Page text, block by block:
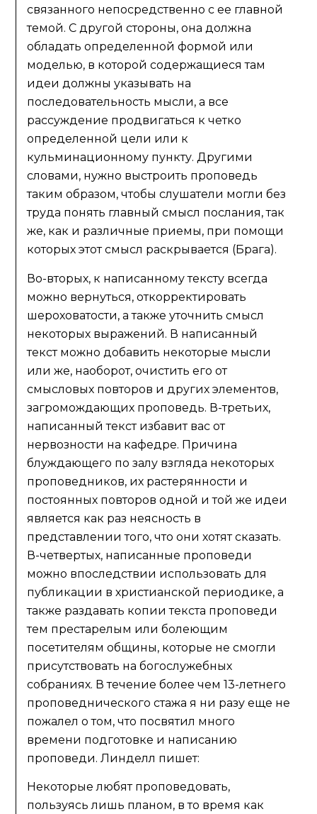
связанного непосредственно с ее главной
темой. С другой стороны, она должна
обладать определенной формой или
моделью, в которой содержащиеся там
идеи должны указывать на
последовательность мысли, а все
рассуждение продвигаться к четко
определенной цели или к
кульминационному пункту. Другими
словами, нужно выстроить проповедь
таким образом, чтобы слушатели могли без
труда понять главный смысл послания, так
же, как и различные приемы, при помощи
которых этот смысл раскрывается (Брага).
Во-вторых, к написанному тексту всегда
можно вернуться, откорректировать
шероховатости, а также уточнить смысл
некоторых выражений. В написанный
текст можно добавить некоторые мысли
или же, наоборот, очистить его от
смысловых повторов и других элементов,
загромождающих проповедь. В-третьих,
написанный текст избавит вас от
нервозности на кафедре. Причина
блуждающего по залу взгляда некоторых
проповедников, их растерянности и
постоянных повторов одной и той же идеи
является как раз неясность в
представлении того, что они хотят сказать.
В-четвертых, написанные проповеди
можно впоследствии использовать для
публикации в христианской периодике, а
также раздавать копии текста проповеди
тем престарелым или болеющим
посетителям общины, которые не смогли
присутствовать на богослужебных
собраниях. В течение более чем 13-летнего
проповеднического стажа я ни разу еще не
пожалел о том, что посвятил много
времени подготовке и написанию
проповеди. Линделл пишет:
Некоторые любят проповедовать,
пользуясь лишь планом, в то время как